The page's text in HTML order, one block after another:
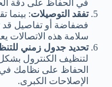
في الحفاظ على دقة
تفقد التوصيلات: بينما
فضفاضة أو تفاصيل قد
سلامة هذه الاتصالات
تحديد جدول زمني
لتنظيف الكنترول
الحفاظ على نظامك في
الإصلاحات الكبرى.